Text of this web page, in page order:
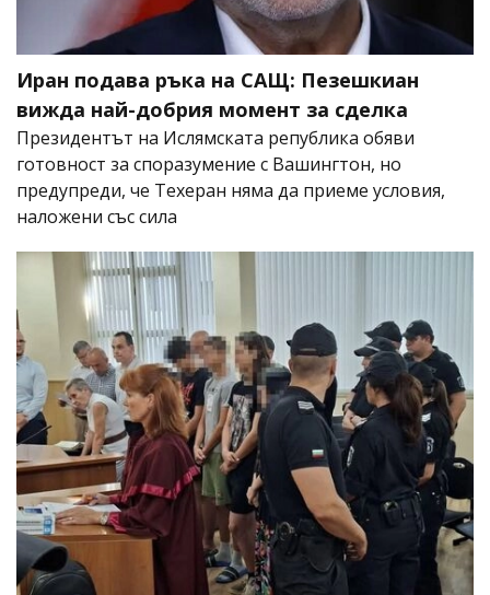
Иран подава ръка на САЩ: Пезешкиан
вижда най-добрия момент за сделка
Президентът на Ислямската република обяви
готовност за споразумение с Вашингтон, но
предупреди, че Техеран няма да приеме условия,
наложени със сила